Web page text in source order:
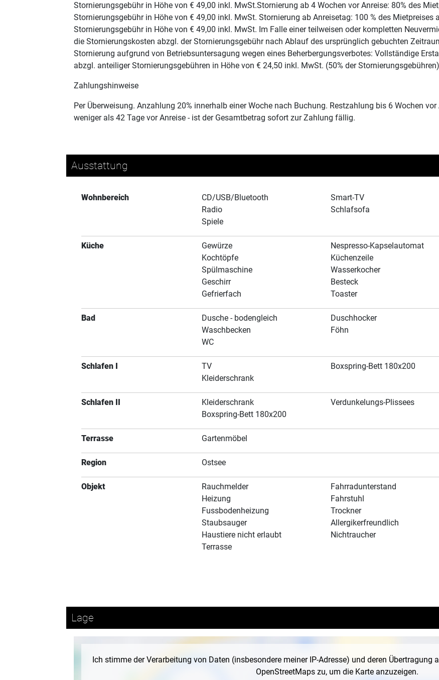
Stornierungsgebühr in Höhe von € 49,00 inkl. MwSt.Stornierung ab 4 Wochen vor Anreise: 80% des
Stornierungsgebühr in Höhe von € 49,00 inkl. MwSt. Stornierung ab Anreisetag: 100 % des Mietpreises
Stornierungsgebühr in Höhe von € 49,00 inkl. MwSt. Im Falle einer teilweisen oder kompletten
die Stornierungskosten abzgl. der Stornierungsgebühr nach Ablauf des ursprünglich gebuchten
Stornierung aufgrund von Betriebsuntersagung wegen eines Beherbergungsverbotes: Vollständige
abzgl. anteiliger Stornierungsgebühren in Höhe von € 24,50 inkl. MwSt. (50% der
Zahlungshinweise
Per Überweisung. Anzahlung 20% innerhalb einer Woche nach Buchung. Restzahlung bis 6 Wochen
weniger als 42 Tage vor Anreise - ist der Gesamtbetrag sofort zur Zahlung fällig.
Ausstattung
Wohnbereich CD/USB/Bluetooth Smart-TV
Radio
Schlafsofa
Spiele
Küche Gewürze Nespresso-Kapselautomat
Kochtöpfe
Küchenzeile
Spülmaschine
Wasserkocher
Geschirr
Besteck
Gefrierfach
Toaster
Bad Dusche - bodengleich Duschhocker
Waschbecken
Föhn
WC
Schlafen I TV Boxspring-Bett 180x200
Kleiderschrank
Schlafen II Kleiderschrank Verdunkelungs-Plissees
Boxspring-Bett 180x200
Terrasse Gartenmöbel
Region Ostsee
Objekt Rauchmelder Fahrradunterstand
Heizung
Fahrstuhl
Fussbodenheizung
Trockner
Staubsauger
Allergikerfreundlich
Haustiere nicht erlaubt
Nichtraucher
Terrasse
Lage
Ich stimme der Verarbeitung von Daten (insbesondere meiner IP-Adresse) und deren Übertragung
OpenStreetMaps zu, um die Karte anzuzeigen.